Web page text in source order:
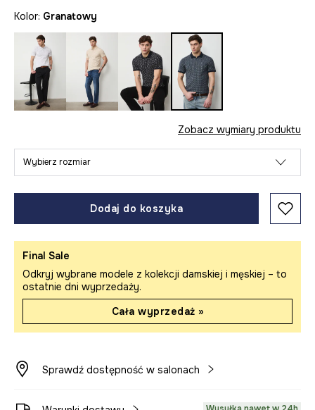
Kolor: granatowy
Zobacz wymiary produktu
Wybierz rozmiar
Dodaj do koszyka
Final Sale
Odkryj wybrane modele z kolekcji damskiej i męskiej – to
ostatnie dni wyprzedaży.
Cała wyprzedaż »
Sprawdź dostępność w salonach